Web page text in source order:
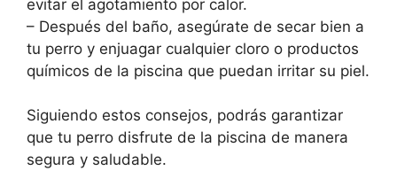
evitar el agotamiento por calor.
– Después del baño, asegúrate de secar bien a
tu perro y enjuagar cualquier cloro o productos
químicos de la piscina que puedan irritar su piel.
Siguiendo estos consejos, podrás garantizar
que tu perro disfrute de la piscina de manera
segura y saludable.